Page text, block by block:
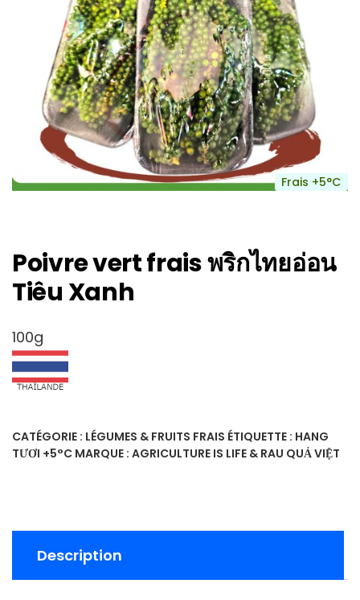
Frais +5°C
Poivre vert frais พริกไทยอ่อน
Tiêu Xanh
100g
CATÉGORIE : LÉGUMES & FRUITS FRAIS ÉTIQUETTE : HANG
TƯƠI +5°C MARQUE : AGRICULTURE IS LIFE & RAU QUẢ VIỆT
Description